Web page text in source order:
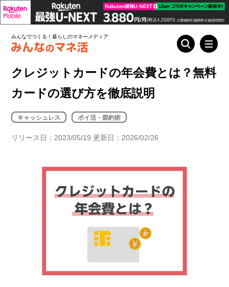
みんなでつくる！暮らしのマネーメディア
クレジットカードの年会費とは？無料
カードの選び方を徹底説明
キャッシュレス ポイ活・節約術
リリース日：2023/05/19 更新日：2026/02/26